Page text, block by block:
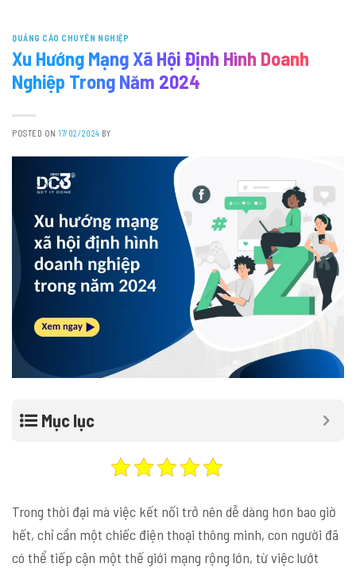
QUẢNG CÁO CHUYÊN NGHIỆP
Xu Hướng Mạng Xã Hội Định Hình Doanh
Nghiệp Trong Năm 2024
POSTED ON 17/02/2024 BY
Mục lục
Trong thời đại mà việc kết nối trở nên dễ dàng hơn bao giờ
hết, chỉ cần một chiếc điện thoại thông minh, con người đã
có thể tiếp cận một thế giới mạng rộng lớn, từ việc lướt